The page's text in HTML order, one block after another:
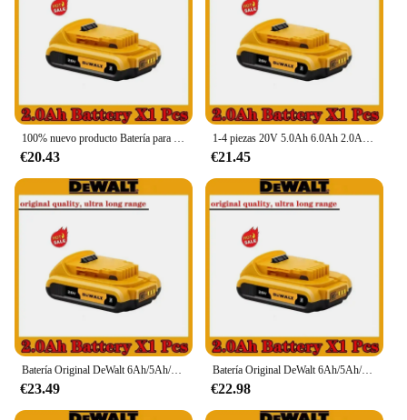
€20.43 €21.45
Batería Original DeWalt 6Ah/5Ah/2Ah 20V reemplazable DCD887 DCD805 DCF860 Dcd796 DCG406 DCF880 DCF512 DCD805 batería de herramientas eléctricas
€23.49
Batería Original DeWalt 6Ah/5Ah/2Ah 20V reemplazable DCD887 DCD805 DCF860 Dcd796 DCG406 DCF880 DCF512 DCD805 batería de herramientas eléctricas
€22.98